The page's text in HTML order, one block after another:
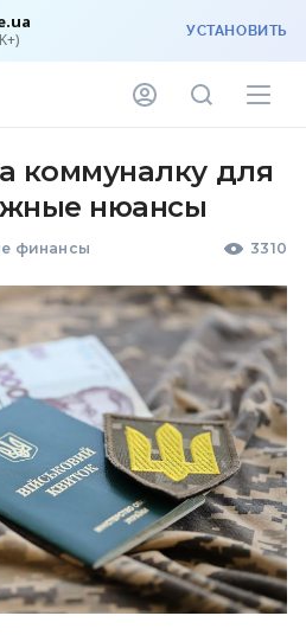
УСТАНОВИТЬ
коммуналку для
нюансы
финансы 3310